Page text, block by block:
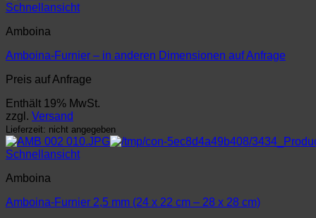
Schnellansicht
Amboina
Amboina-Furnier – in anderen Dimensionen auf Anfrage
Preis auf Anfrage
Enthält 19% MwSt.
zzgl. Versand
Lieferzeit: nicht angegeben
Schnellansicht
Amboina
Amboina-Furnier 2,5 mm (24 x 22 cm – 28 x 28 cm)